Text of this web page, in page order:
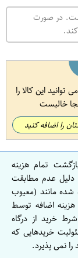
در صورت
این کالا را
خالیست
را اضافه کنید
تمام هزینه
دلیل عدم مطابقت
شده مانند (معیوب
اضافه توسط
خرید از درگاه
خریدهایی که
نمی پذیرد.